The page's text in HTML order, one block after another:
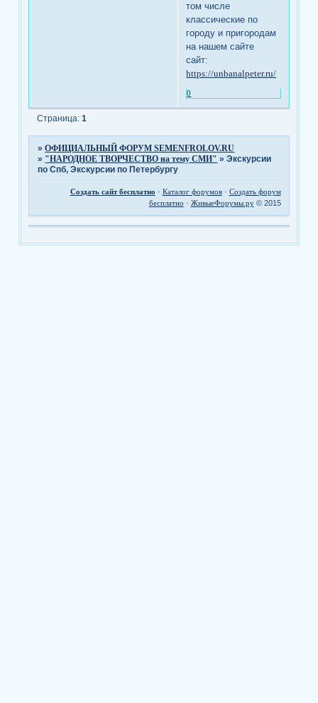
том числе
классические по
городу и пригородам
на нашем сайте
сайт:
https://unbanalpeter.ru/
0
Страница:1
»ОФИЦИАЛЬНЫЙ ФОРУМ SEMENFROLOV.RU
» "НАРОДНОЕ ТВОРЧЕСТВО на тему СМИ" »Экскурсии
по Спб, Экскурсии по Петербургу
Создать сайт бесплатно · Каталог форумов· Создать форум
бесплатно · ЖивыеФорумы.ру© 2015